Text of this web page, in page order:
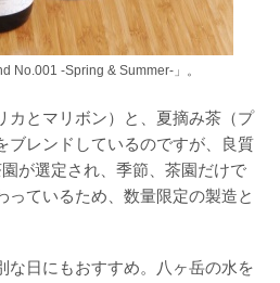
No.001 -Spring & Summer-」。
カとマリボン）と、夏摘み茶（プ
ブレンドしているのですが、良質
が選定され、季節、茶園だけで
っているため、数量限定の製造と
な日にもおすすめ。八ヶ岳の水を